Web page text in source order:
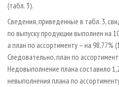
(табл. 3).
Сведения, приведенные в табл. 3,
по выпуску продукции выполнен на
а план по ассортименту – на 98,77%
Следовательно, план по
Недовыполнение плана составило
невыполнения плана по